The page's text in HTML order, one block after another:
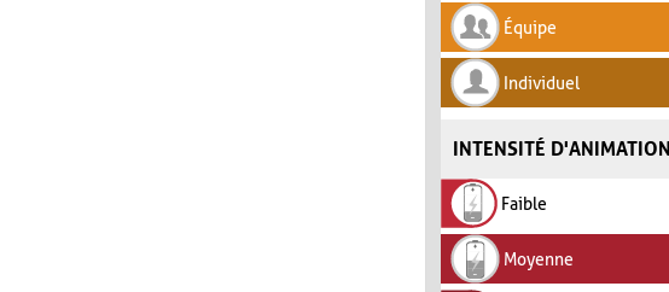
Équipe
Individuel
INTENSITÉ D'ANIMATION
Faible
Moyenne